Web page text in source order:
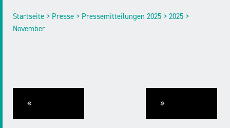
Startseite > Presse > Pressemitteilungen 2025 > 2025 >
November
« »